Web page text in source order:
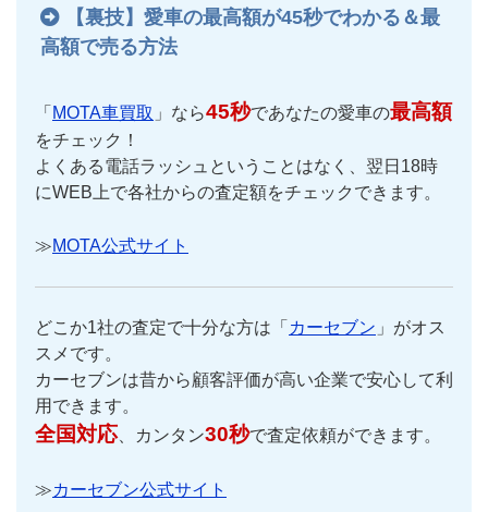
【裏技】愛車の最高額が45秒でわかる＆最
高額で売る方法
「 MOTA車買取 」なら45秒であなたの愛車の最高額
をチェック！
よくある電話ラッシュということはなく、翌日18時
にWEB上で各社からの査定額をチェックできます。
≫MOTA公式サイト
どこか1社の査定で十分な方は「 カーセブン 」がオス
スメです。
カーセブンは昔から顧客評価が高い企業で安心して利
用できます。
全国対応、カンタン30秒で査定依頼ができます。
≫カーセブン公式サイト